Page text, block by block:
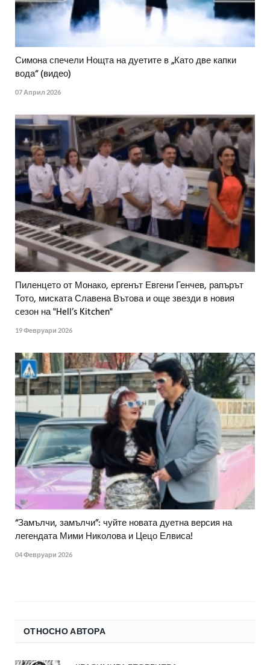
Симона спечели Нощта на дуетите в „Като две капки
вода“ (видео)
07 Април 2026
Пиленцето от Монако, ергенът Евгени Генчев, рапърът
Тото, миската Славена Вътова и още звезди в новия
сезон на "Hell’s Kitchen"
19 Февруари 2026
“Замълчи, замълчи”: чуйте новата дуетна версия на
легендата Мими Николова и Цецо Елвиса!
04 Февруари 2026
ОТНОСНО АВТОРА